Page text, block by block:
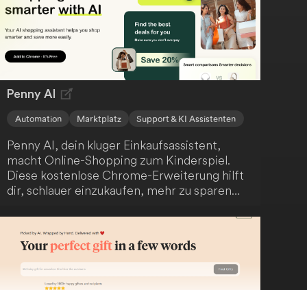
Penny AI
Automation Marktplatz Support & KI Assistenten
Penny AI, dein kluger Einkaufsassistent,
macht Online-Shopping zum Kinderspiel.
Diese kostenlose Chrome-Erweiterung hilft
dir, schlauer einzukaufen, mehr zu sparen
treffen. Mit Funktionen wie Preisvergleich,
Entdeckung ähnlicher Artikel und
automatisierter Vor- und Nachteile-Analyse
optimiert Penny AI dein Online-
Einkaufserlebnis und unterstützt dich dabei,